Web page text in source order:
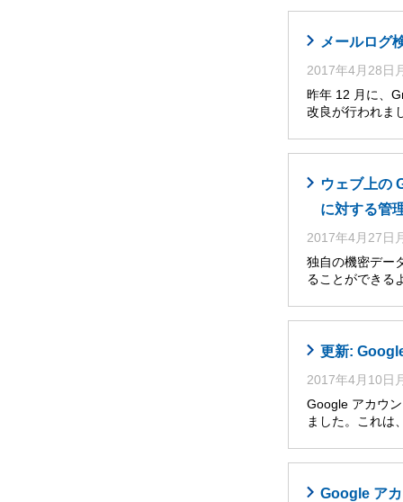
メールログ
2017年4月28日
昨年 12 月に、
改良が行われま
ウェブ上の
に対する管
2017年4月27日
独自の機密デー
ることができる
更新:
2017年4月10日
Google アカウ
ました。これは
Google ア